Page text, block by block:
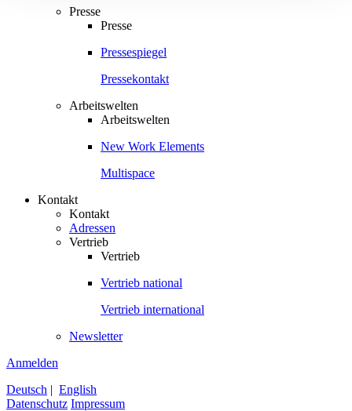
Presse
Presse
Pressespiegel
Pressekontakt
Arbeitswelten
Arbeitswelten
New Work Elements
Multispace
Kontakt
Kontakt
Adressen
Vertrieb
Vertrieb
Vertrieb national
Vertrieb international
Newsletter
Anmelden
Deutsch | English
Datenschutz Impressum